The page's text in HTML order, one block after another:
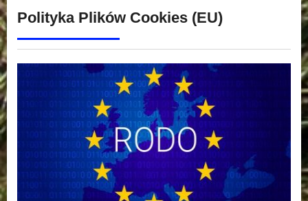
Polityka Plików Cookies (EU)